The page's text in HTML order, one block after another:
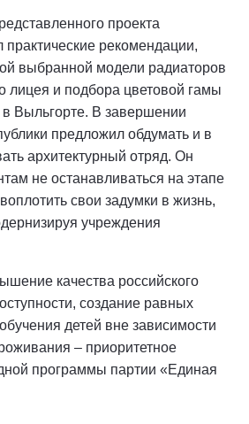
проекта
рекомендации,
выбранной модели радиаторов
лицея и подбора цветовой гамы
Выльгорте. В завершении
предложил обдумать и в
архитектурный отряд. Он
не останавливаться на этапе
свои задумки в жизнь,
учреждения
качества российского
создание равных
детей вне зависимости
– приоритетное
программы партии «Единая